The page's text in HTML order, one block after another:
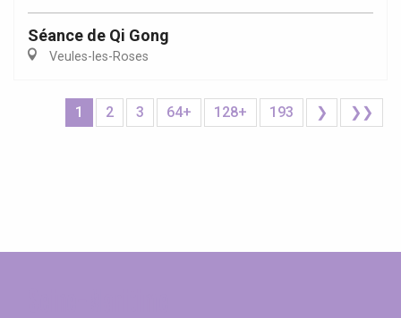
Séance de Qi Gong
Veules-les-Roses
1 2 3 64+ 128+ 193 ❯ ❯❯